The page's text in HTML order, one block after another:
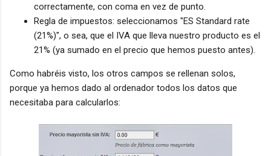
correctamente, con coma en vez de punto.
Regla de impuestos: seleccionamos "ES Standard rate
(21%)", o sea, que el IVA que lleva nuestro producto es el
21% (ya sumado en el precio que hemos puesto antes).
Como habréis visto, los otros campos se rellenan solos,
porque ya hemos dado al ordenador todos los datos que
necesitaba para calcularlos: